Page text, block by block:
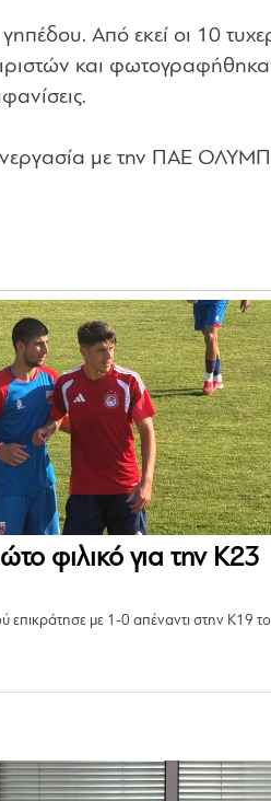
Από εκεί οι 10
και
με την ΠΑΕ
φιλικό για την Κ23
επικράτησε με 1-0 απέναντι στην Κ19